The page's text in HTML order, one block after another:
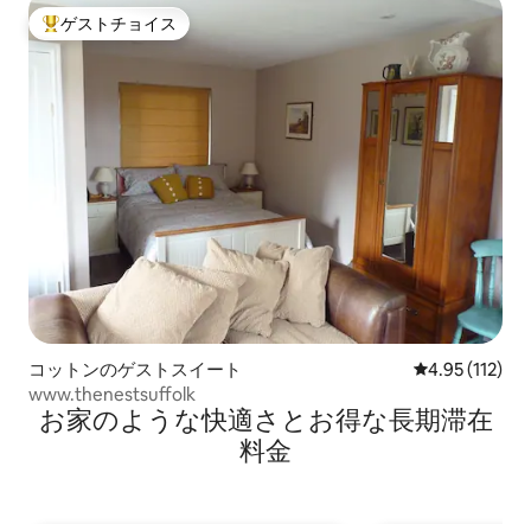
大好評のゲストチョイスです。
ゲストチョイス
コットンのゲストスイート レビュー112
4.95 (112)
www.thenestsuffolk
お家のような快⁠適⁠さ⁠とお⁠得⁠な長⁠期⁠滞⁠在
料⁠金